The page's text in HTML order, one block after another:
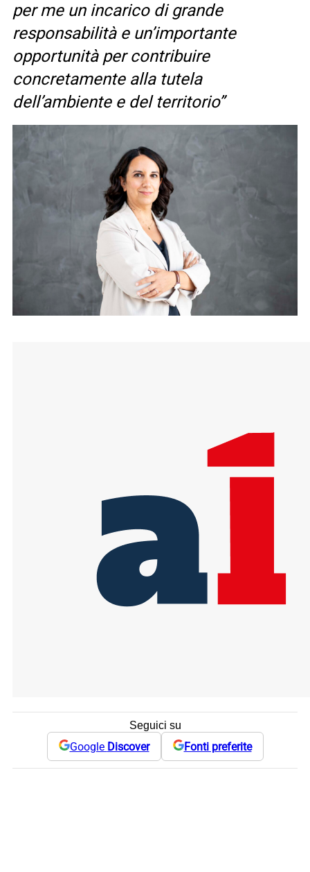
per me un incarico di grande
responsabilità e un’importante
opportunità per contribuire
concretamente alla tutela
dell’ambiente e del territorio”
Seguici su
Google Discover Fonti preferite